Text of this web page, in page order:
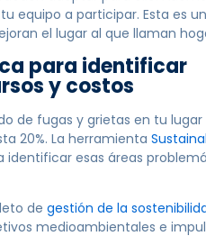
equipo a participar. Esta es
el lugar al que llaman
para identificar
y costos
de fugas y grietas en tu
20%. La herramienta
identificar esas áreas
de gestión de la
medioambientales e